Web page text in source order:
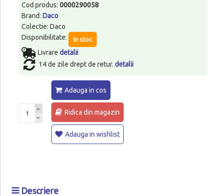
Cod produs: 0000290058
Brand: Daco
Colectie: Daco
Disponibilitate:
In stoc
Livrare detalii
14 de zile drept de retur. detalii
Adauga in cos
Ridica din magazin
Adauga in wishlist
Descriere